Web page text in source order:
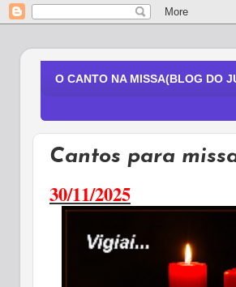
O CANTO NA MISSA(BLOG DO
Cantos para
30/11/2025